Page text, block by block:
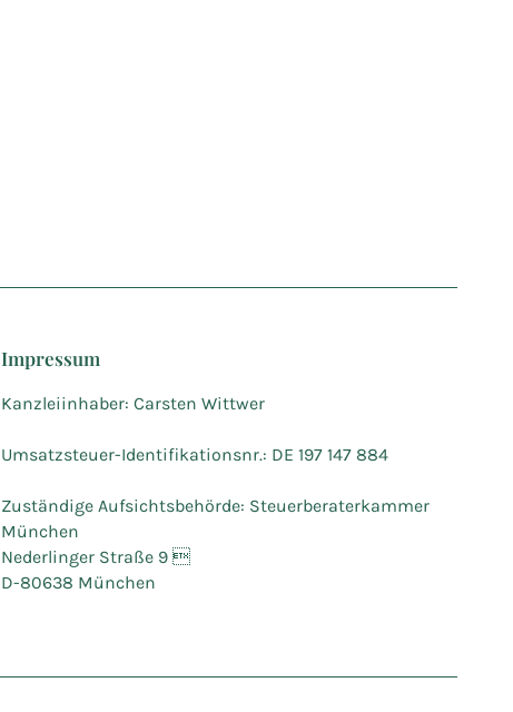
Impressum
Kanzleiinhaber: Carsten Wittwer
Umsatzsteuer-Identifikationsnr.: DE 197 147 884
Zuständige Aufsichtsbehörde: Steuerberaterkammer
München
Nederlinger Straße 9 
D-80638 München